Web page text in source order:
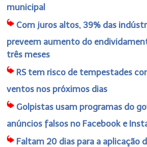
municipal
Com juros altos, 39% das
preveem aumento do
três meses
RS tem risco de tempestades
ventos nos próximos dias
Golpistas usam programas do
anúncios falsos no Facebook e
Faltam 20 dias para a aplicação